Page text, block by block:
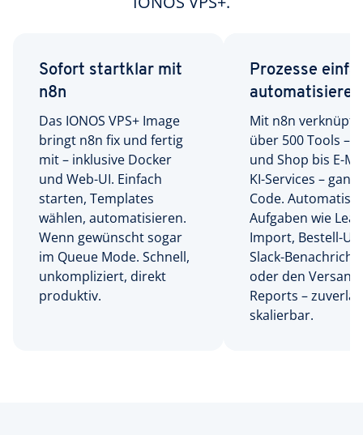
Sofort startklar mit
n8n
Das IONOS VPS+ Image
bringt n8n fix und fertig
mit – inklusive Docker
und Web-UI. Einfach
starten, Templates
wählen, automatisieren.
Wenn gewünscht sogar
im Queue Mode. Schnell,
unkompliziert, direkt
produktiv.
Prozesse
automatisieren
Mit n8n
über 500 Tools –
und Shop bis E-
KI-Services –
Code.
Aufgaben wie
Import, Bestell-
Slack-
oder den
Reports –
skalierbar.